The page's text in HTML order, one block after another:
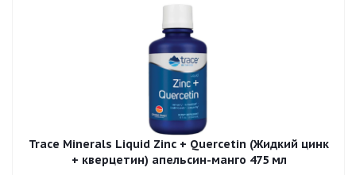
Trace Minerals Liquid Zinc + Quercetin (Жидкий цинк
+ кверцетин) апельсин-манго 475 мл